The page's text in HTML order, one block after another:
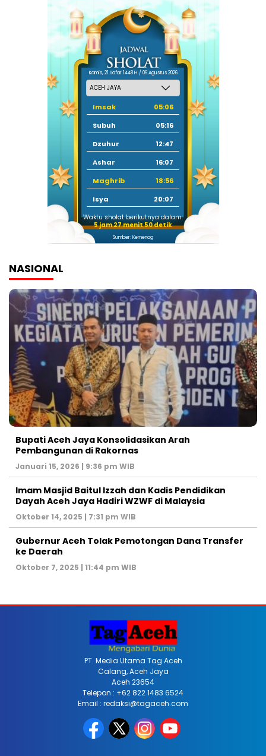
Kamis, 21 Safar 1448 H / 06 Agustus 2026
Imsak
05:06
Subuh
05:16
Dzuhur
12:47
Ashar
16:07
Maghrib
18:56
Isya
20:07
Waktu sholat berikutnya dalam:
5 jam 27 menit 49 detik
Sumber: Kemenag
NASIONAL
Bupati Aceh Jaya Konsolidasikan Arah
Pembangunan di Rakornas
Januari 15, 2026 | 9:36 pm WIB
Imam Masjid Baitul Izzah dan Kadis Pendidikan
Dayah Aceh Jaya Hadiri WZWF di Malaysia
Oktober 14, 2025 | 7:31 pm WIB
Gubernur Aceh Tolak Pemotongan Dana Transfer
ke Daerah
Oktober 7, 2025 | 11:44 pm WIB
PT. Media Utama Tag Aceh
Calang, Aceh Jaya
Aceh 23654
Telepon : +62 822 1483 6524
Email : redaksi@tagaceh.com